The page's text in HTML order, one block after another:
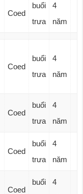
Coed
buổi
trưa
4
năm
Coed
buổi
trưa
4
năm
Coed
buổi
trưa
4
năm
Coed
buổi
trưa
4
năm
Coed
buổi
4